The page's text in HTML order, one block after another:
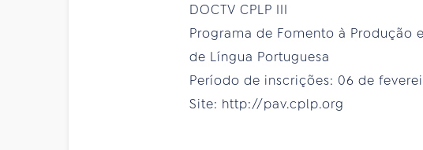
DOCTV CPLP III
Programa de Fomento à Produção
de Língua Portuguesa
Período de inscrições: 06 de
Site: http://pav.cplp.org